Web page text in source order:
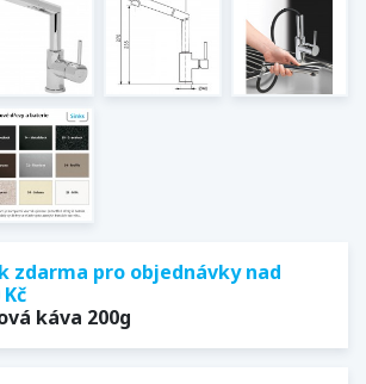
zdarma pro objednávky nad
Kč
káva 200g